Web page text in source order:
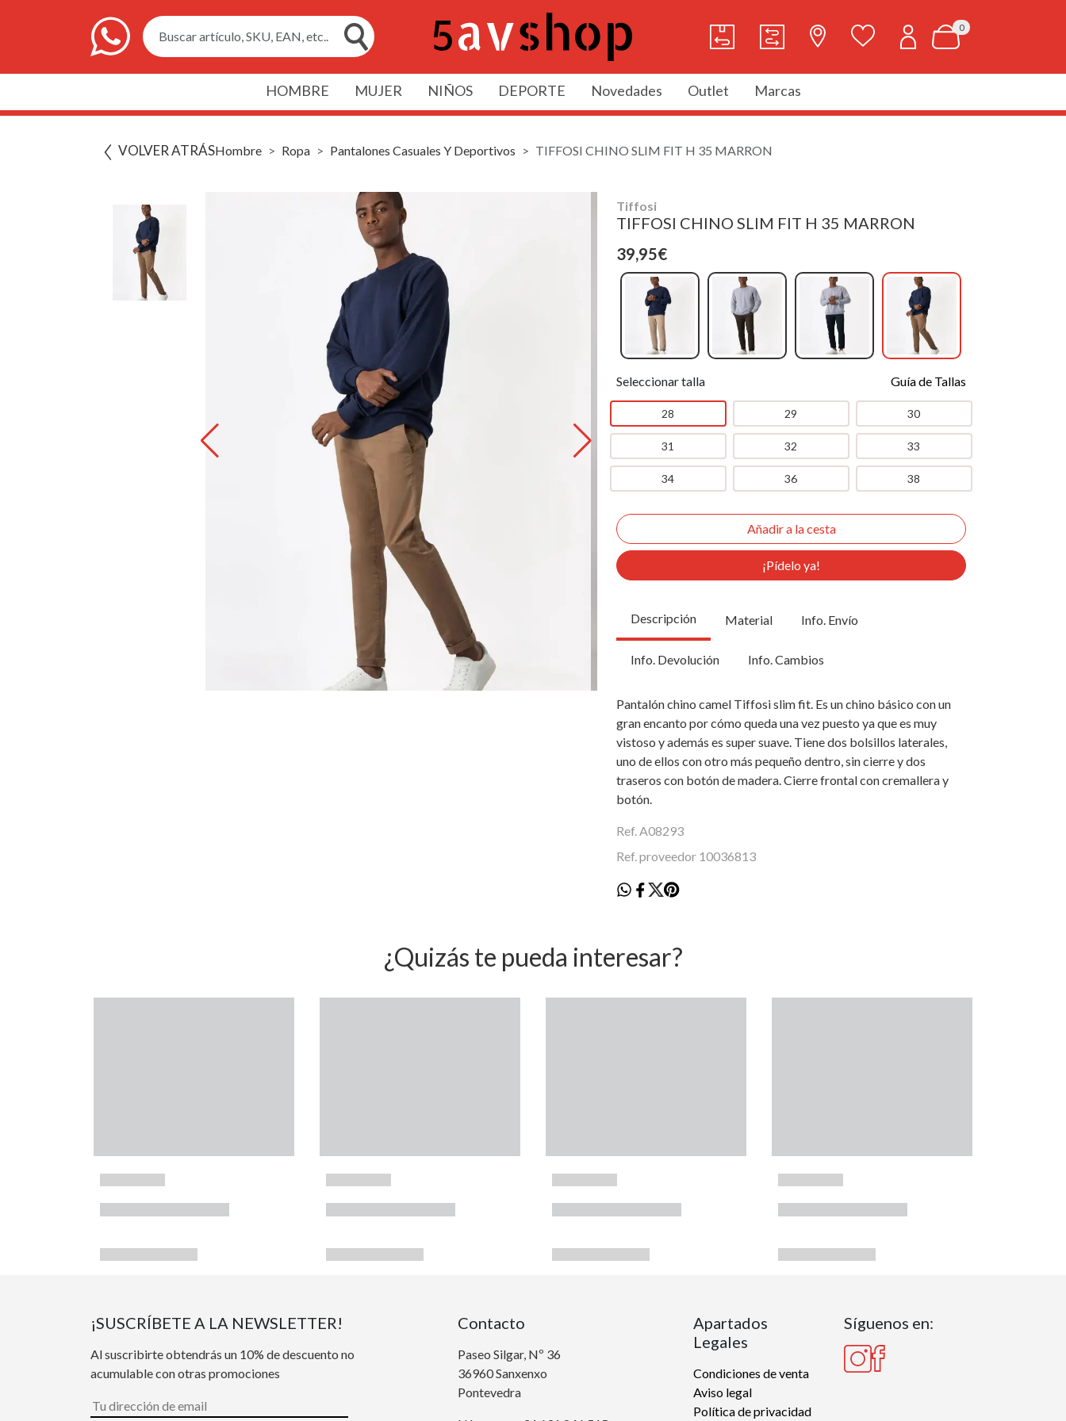
Buscar artículo, SKU, EAN, etc..
0
HOMBRE MUJER NIÑOS DEPORTE Novedades Outlet Marcas
VOLVER ATRÁSHombre Ropa Pantalones Casuales Y Deportivos TIFFOSI CHINO SLIM FIT H 35 MARRON
Tiffosi
TIFFOSI CHINO SLIM FIT H 35 MARRON
39,95€
Seleccionar talla Guía de Tallas
28 29 30
31 32 33
34 36 38
¡Pídelo ya!
Descripción Material Info. Envío
Info. Devolución Info. Cambios
Pantalón chino camel Tiffosi slim fit. Es un chino básico con un
gran encanto por cómo queda una vez puesto ya que es muy
vistoso y además es super suave. Tiene dos bolsillos laterales,
uno de ellos con otro más pequeño dentro, sin cierre y dos
traseros con botón de madera. Cierre frontal con cremallera y
botón.
Ref. A08293
Ref. proveedor 10036813
¿Quizás te pueda interesar?
¡SUSCRÍBETE A LA NEWSLETTER!
Al suscribirte obtendrás un 10% de descuento no
acumulable con otras promociones
Contacto
Paseo Silgar, Nº 36
36960 Sanxenxo
Pontevedra
Apartados
Legales
Condiciones de venta
Aviso legal
Política de privacidad
Síguenos en: